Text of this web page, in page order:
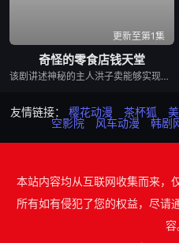
更新至第1集
奇怪的零食店钱天堂
该剧讲述神秘的主人洪子卖能够实现人们愿望的神秘零食，以及人们来到那里展开一段魔法般的故事。
友情链接： 樱花动漫 茶杯狐
空影院
风车动漫 韩剧
本站内容均从互联网收集而来，
所有如有侵犯了您的权益，尽请
容